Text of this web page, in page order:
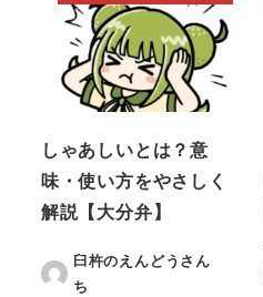
しゃあしいとは？意
味・使い方をやさしく
解説【大分弁】
臼杵のえんどうさん
ち